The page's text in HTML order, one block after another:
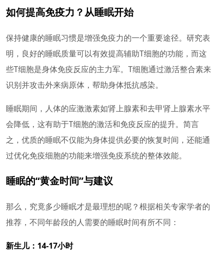
如何提高免疫力？从睡眠开始
保持健康的睡眠习惯是增强免疫力的一个重要途径。研究表
明，良好的睡眠质量可以有效提高辅助T细胞的功能，而这
些T细胞是身体免疫反应的主力军。T细胞通过激活整合素来
识别并攻击外来病原体，帮助身体抵抗感染。
睡眠期间，人体的应激激素如肾上腺素和去甲肾上腺素水平
会降低，这有助于T细胞的激活和免疫反应的提升。简言
之，优质的睡眠不仅能为身体提供必要的恢复时间，还能通
过优化免疫细胞的功能来增强免疫系统的整体效能。
睡眠的“黄金时间”与建议
那么，究竟多少睡眠才是最理想的呢？根据相关专家学者的
推荐，不同年龄段的人需要的睡眠时间有所不同：
新生儿：14-17小时